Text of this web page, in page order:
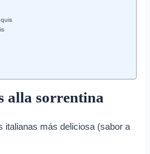
alla sorrentina
italianas más deliciosa (sabor a